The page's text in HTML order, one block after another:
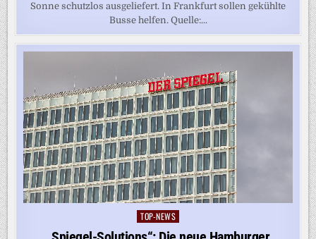
Sonne schutzlos ausgeliefert. In Frankfurt sollen gekühlte
Busse helfen. Quelle:...
Posted
TOP-NEWS